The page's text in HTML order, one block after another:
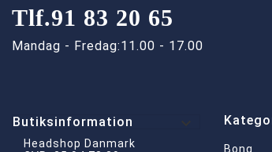
Tlf.91 83 20 65
Mandag - Fredag:11.00 - 17.00
Butiksinformation
Headshop Danmark
Bong